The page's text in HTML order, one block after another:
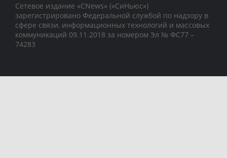
Сетевое издание «CNews» («СиНьюс»)
зарегистрировано Федеральной службой по надзору в
сфере связи, информационных технологий и массовых
коммуникаций 09.11.2018 за номером Эл № ФС77 –
74283